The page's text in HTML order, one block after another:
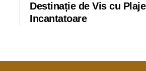
Destinație de Vis cu Plaje
Incantatoare